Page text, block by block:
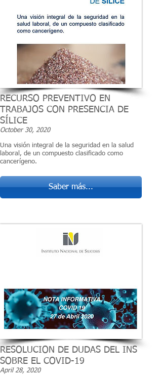
RECURSO PREVENTIVO EN
TRABAJOS CON PRESENCIA DE
SÍLICE
October 30, 2020
Una visión integral de la seguridad en la salud
laboral, de un compuesto clasificado como
cancerígeno.
Saber más...
RESOLUCION DE DUDAS DEL INS
SOBRE EL COVID-19
April 28, 2020